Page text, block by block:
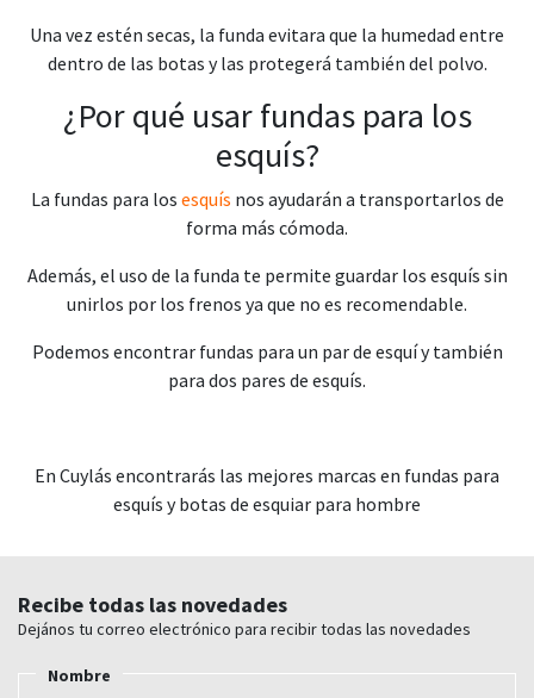
Una vez estén secas, la funda evitara que la humedad entre
dentro de las botas y las protegerá también del polvo.
¿Por qué usar fundas para los
esquís?
La fundas para los esquís nos ayudarán a transportarlos de
forma más cómoda.
Además, el uso de la funda te permite guardar los esquís sin
unirlos por los frenos ya que no es recomendable.
Podemos encontrar fundas para un par de esquí y también
para dos pares de esquís.
En Cuylás encontrarás las mejores marcas en fundas para
esquís y botas de esquiar para hombre
Recibe todas las novedades
Dejános tu correo electrónico para recibir todas las novedades
Nombre